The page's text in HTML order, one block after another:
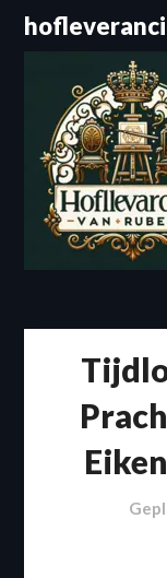
Spring
naar